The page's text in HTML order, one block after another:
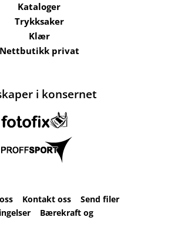
Kataloger
Trykksaker
Klær
Nettbutikk privat
i konsernet
Kontakt oss
Send filer
Bærekraft og